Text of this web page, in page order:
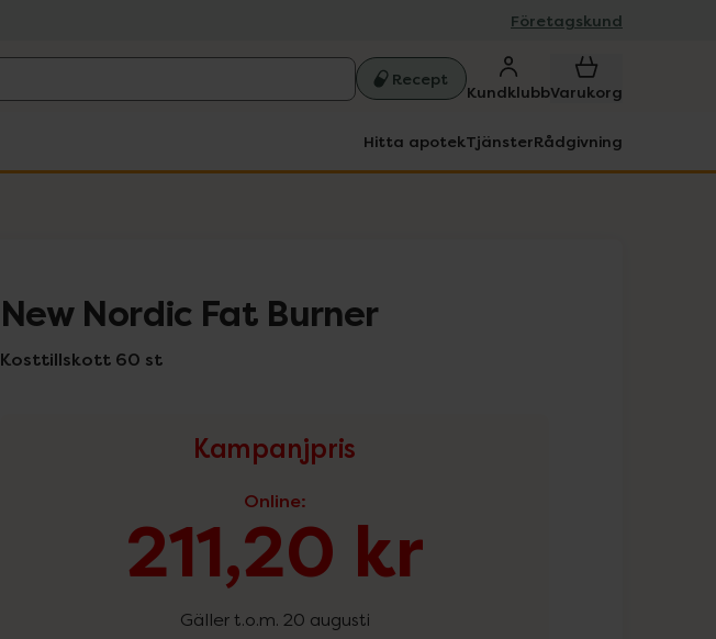
Företagskund
Recept
KundklubbVarukorg
Hitta apotekTjänsterRådgivning
New Nordic Fat Burner
Kosttillskott 60 st
Kampanjpris
Online:
211,20 kr
Gäller t.o.m. 20 augusti